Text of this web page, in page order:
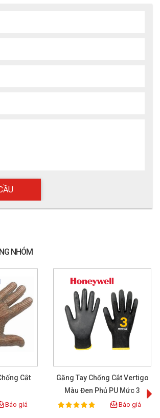
NHÓM
Cắt
Báo giá
Găng Tay Chống Cắt Vertigo
Màu Đen Phủ PU Mức 3
Rating:
100% Báo giá